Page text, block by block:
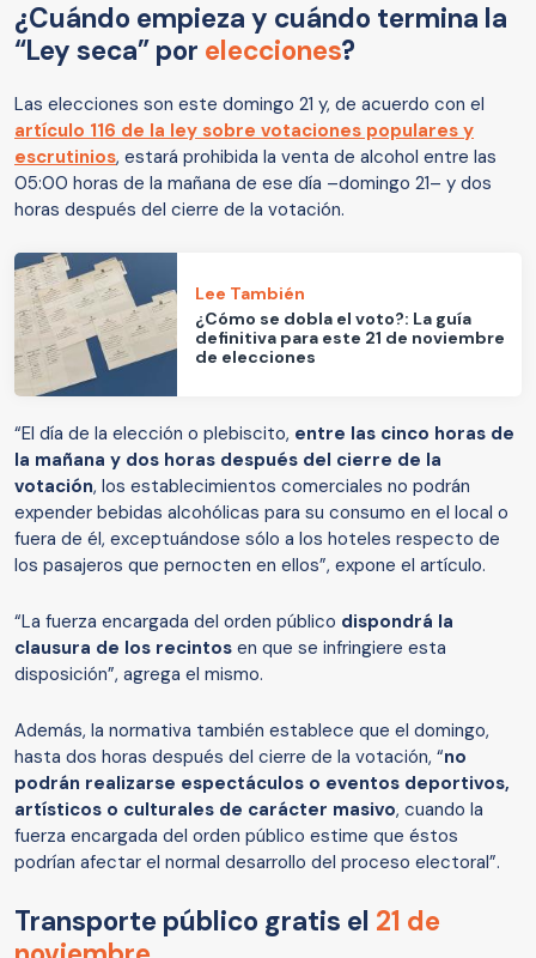
¿Cuándo empieza y cuándo termina la
“Ley seca” por elecciones?
Las elecciones son este domingo 21 y, de acuerdo con el
artículo 116 de la ley sobre votaciones populares y
escrutinios, estará prohibida la venta de alcohol entre las
05:00 horas de la mañana de ese día –domingo 21– y dos
horas después del cierre de la votación.
Lee También
¿Cómo se dobla el voto?: La guía
definitiva para este 21 de noviembre
de elecciones
“El día de la elección o plebiscito, entre las cinco horas de
la mañana y dos horas después del cierre de la
votación, los establecimientos comerciales no podrán
expender bebidas alcohólicas para su consumo en el local o
fuera de él, exceptuándose sólo a los hoteles respecto de
los pasajeros que pernocten en ellos”, expone el artículo.
“La fuerza encargada del orden público dispondrá la
clausura de los recintos en que se infringiere esta
disposición”, agrega el mismo.
Además, la normativa también establece que el domingo,
hasta dos horas después del cierre de la votación, “no
podrán realizarse espectáculos o eventos deportivos,
artísticos o culturales de carácter masivo, cuando la
fuerza encargada del orden público estime que éstos
podrían afectar el normal desarrollo del proceso electoral”.
Transporte público gratis el 21 de